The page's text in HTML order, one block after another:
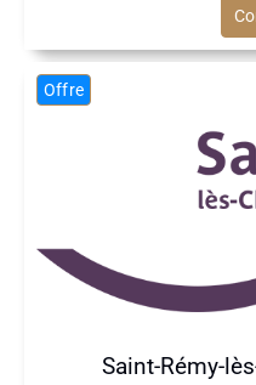
Offre
Saint-Rémy-